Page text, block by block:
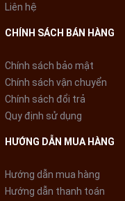
Liên hệ
CHÍNH SÁCH BÁN HÀNG
Chính sách bảo mật
Chính sách vận chuyển
Chính sách đổi trả
Quy định sử dụng
HƯỚNG DẪN MUA HÀNG
Hướng dẫn mua hàng
Hướng dẫn thanh toán